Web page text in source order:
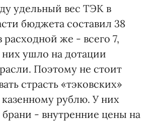
удельный вес ТЭК в
бюджета составил 38
расходной же - всего 7,
ушло на дотации
Поэтому не стоит
страсть «тэковских»
казенному рублю. У них
брани - внутренние цены на